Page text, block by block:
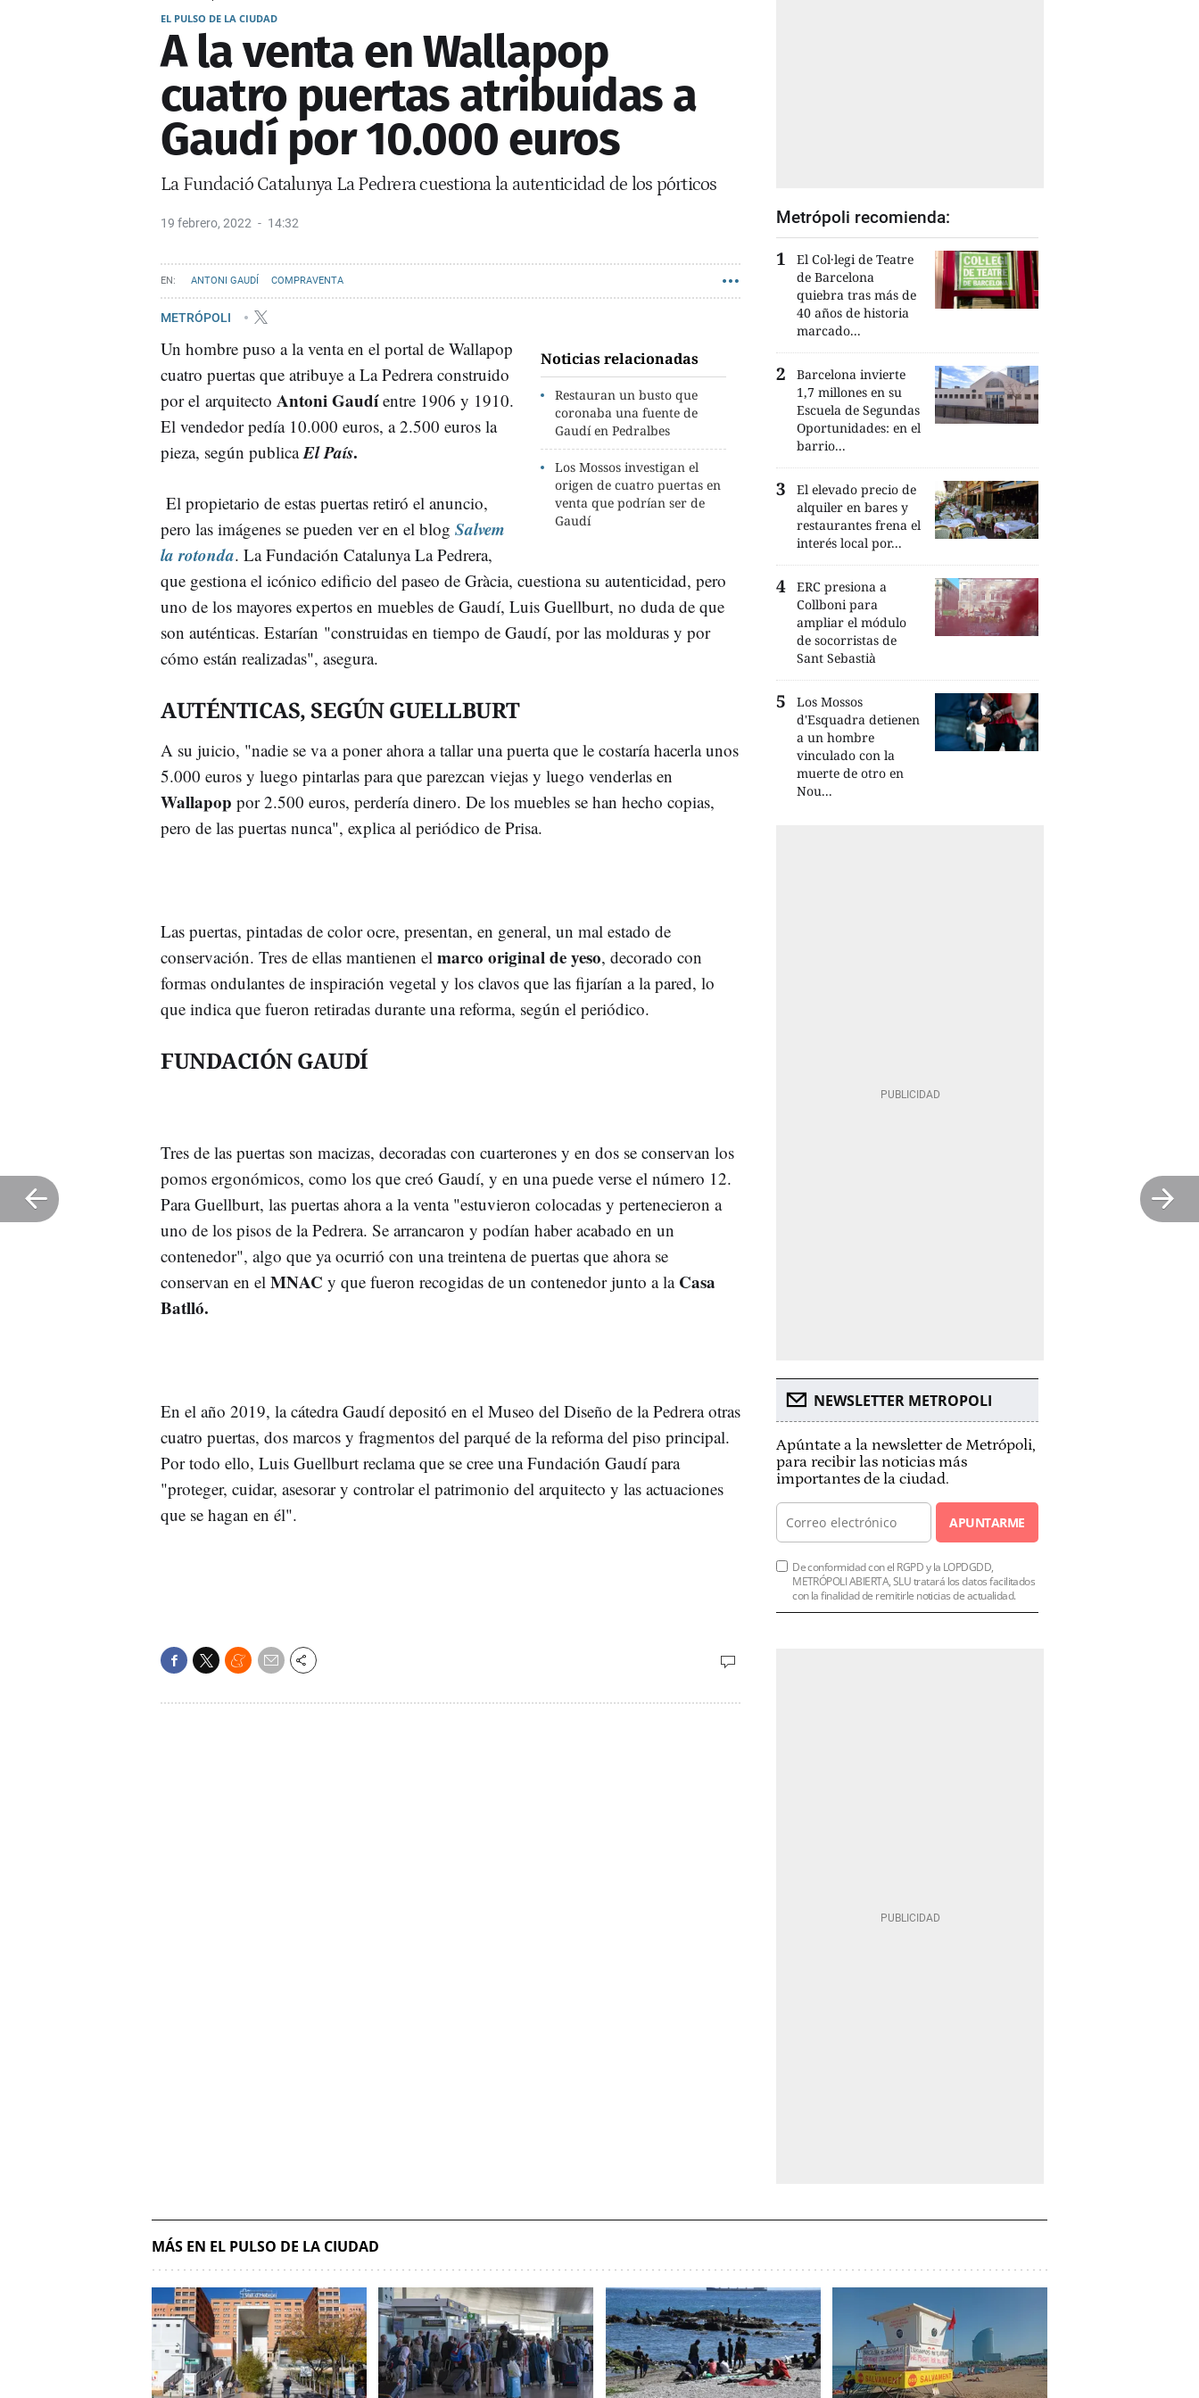
EL PULSO DE LA CIUDAD
A la venta en Wallapop
cuatro puertas atribuidas a
Gaudí por 10.000 euros
La Fundació Catalunya La Pedrera cuestiona la autenticidad de los pórticos
19 febrero, 2022 14:32
ANTONI GAUDÍ COMPRAVENTA
METRÓPOLI
Noticias relacionadas
Restauran un busto que
coronaba una fuente de
Gaudí en Pedralbes
Los Mossos investigan el
origen de cuatro puertas en
venta que podrían ser de
Gaudí
Un hombre puso a la venta en el portal de Wallapop
cuatro puertas que atribuye a La Pedrera construido
por el arquitecto Antoni Gaudíentre 1906 y 1910.
El vendedor pedía 10.000 euros, a 2.500 euros la
pieza, según publicaEl País.
El propietario de estas puertas retiró el anuncio,
pero las imágenes se pueden ver en el blog Salvem
la rotonda. La Fundación Catalunya La Pedrera,
que gestiona el icónico edificio del paseo de Gràcia, cuestiona su autenticidad, pero
uno de los mayores expertos en muebles de Gaudí, Luis Guellburt, no duda de que
son auténticas. Estarían "construidas en tiempo de Gaudí, por las molduras y por
cómo están realizadas", asegura.
AUTÉNTICAS, SEGÚN GUELLBURT
A su juicio, "nadie se va a poner ahora a tallar una puerta que le costaría hacerla unos
5.000 euros y luego pintarlas para que parezcan viejas y luego venderlas en
Wallapop por 2.500 euros, perdería dinero. De los muebles se han hecho copias,
pero de las puertas nunca", explica al periódico de Prisa.
Las puertas, pintadas de color ocre, presentan, en general, un mal estado de
conservación. Tres de ellas mantienen el marco original de yeso, decorado con
formas ondulantes de inspiración vegetal y los clavos que las fijarían a la pared, lo
que indica que fueron retiradas durante una reforma, según el periódico.
FUNDACIÓN GAUDÍ
Tres de las puertas son macizas, decoradas con cuarterones y en dos se conservan los
pomos ergonómicos, como los que creó Gaudí, y en una puede verse el número 12.
Para Guellburt, las puertas ahora a la venta "estuvieron colocadas y pertenecieron a
uno de los pisos de la Pedrera. Se arrancaron y podían haber acabado en un
contenedor", algo que ya ocurrió con una treintena de puertas que ahora se
conservan en el MNAC y que fueron recogidas de un contenedor junto a la Casa
Batlló.
En el año 2019, la cátedra Gaudí depositó en el Museo del Diseño de la Pedrera otras
cuatro puertas, dos marcos y fragmentos del parqué de la reforma del piso principal.
Por todo ello, Luis Guellburt reclama que se cree una Fundación Gaudí para
"proteger, cuidar, asesorar y controlar el patrimonio del arquitecto y las actuaciones
que se hagan en él".
Metrópoli recomienda:
El Col·legi de Teatre
de Barcelona
quiebra tras más de
40 años de historia
marcado...
Barcelona invierte
1,7 millones en su
Escuela de Segundas
Oportunidades: en el
barrio...
El elevado precio de
alquiler en bares y
restaurantes frena el
interés local por...
ERC presiona a
Collboni para
ampliar el módulo
de socorristas de
Sant Sebastià
Los Mossos
d'Esquadra detienen
a un hombre
vinculado con la
muerte de otro en
Nou...
NEWSLETTER METROPOLI
Apúntate a la newsletter de Metrópoli,
para recibir las noticias más
importantes de la ciudad.
APUNTARME
De conformidad con el RGPD y la LOPDGDD,
METRÓPOLI ABIERTA, SLU tratará los datos facilitados
con la finalidad de remitirle noticias de actualidad.
MÁS EN EL PULSO DE LA CIUDAD